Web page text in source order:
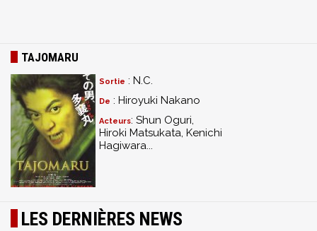
TAJOMARU
Sortie : N.C.
De : Hiroyuki Nakano
Acteurs: Shun Oguri,
Hiroki Matsukata, Kenichi
Hagiwara...
LES DERNIÈRES NEWS